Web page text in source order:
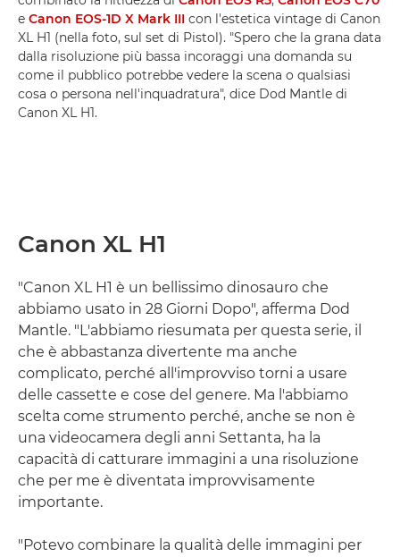
e Canon EOS-1D X Mark III con l'estetica vintage di Canon
XL H1 (nella foto, sul set di Pistol). "Spero che la grana data
dalla risoluzione più bassa incoraggi una domanda su
come il pubblico potrebbe vedere la scena o qualsiasi
cosa o persona nell'inquadratura", dice Dod Mantle di
Canon XL H1.
Canon XL H1
"Canon XL H1 è un bellissimo dinosauro che
abbiamo usato in 28 Giorni Dopo", afferma Dod
Mantle. "L'abbiamo riesumata per questa serie, il
che è abbastanza divertente ma anche
complicato, perché all'improvviso torni a usare
delle cassette e cose del genere. Ma l'abbiamo
scelta come strumento perché, anche se non è
una videocamera degli anni Settanta, ha la
capacità di catturare immagini a una risoluzione
che per me è diventata improvvisamente
importante.
"Potevo combinare la qualità delle immagini per